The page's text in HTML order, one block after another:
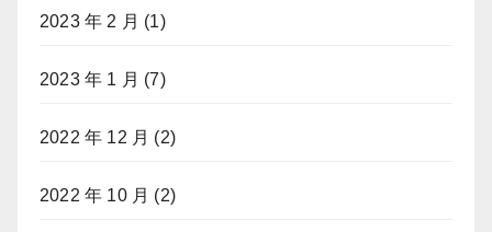
2023 年 2 月 (1)
2023 年 1 月 (7)
2022 年 12 月 (2)
2022 年 10 月 (2)